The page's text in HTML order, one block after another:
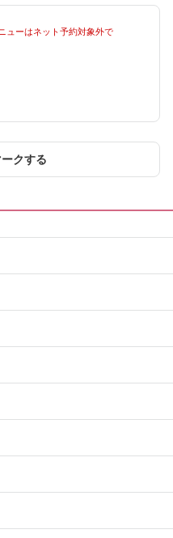
ューはネット予約対象外で
クする